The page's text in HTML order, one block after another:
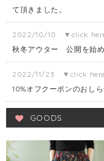
て頂きました。
2022/10/10 ▼click
秋冬アウター 公開を始め
2022/11/23 ▼click
10%オフクーポンのおし
GOODS